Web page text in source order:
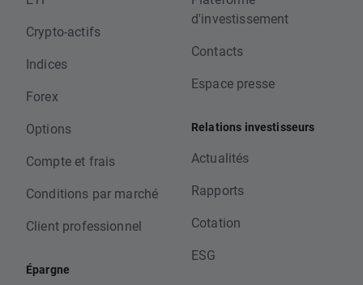
Crypto-actifs
Indices
Forex
Options
Compte et frais
Conditions par marché
Client professionnel
Épargne
d'investissement
Contacts
Espace presse
Relations investisseurs
Actualités
Rapports
Cotation
ESG